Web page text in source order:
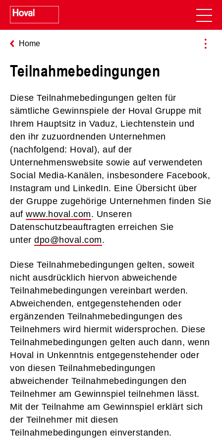
Home
Teilnahmebedingungen
Diese Teilnahmebedingungen gelten für
sämtliche Gewinnspiele der Hoval Gruppe mit
Ihrem Hauptsitz in Vaduz, Liechtenstein und
den ihr zuzuordnenden Unternehmen
(nachfolgend: Hoval), auf der
Unternehmenswebsite sowie auf verwendeten
Social Media-Kanälen, insbesondere Facebook,
Instagram und LinkedIn. Eine Übersicht über
der Gruppe zugehörige Unternehmen finden Sie
auf www.hoval.com. Unseren
Datenschutzbeauftragten erreichen Sie
unter dpo@hoval.com.
Diese Teilnahmebedingungen gelten, soweit
nicht ausdrücklich hiervon abweichende
Teilnahmebedingungen vereinbart werden.
Abweichenden, entgegenstehenden oder
ergänzenden Teilnahmebedingungen des
Teilnehmers wird hiermit widersprochen. Diese
Teilnahmebedingungen gelten auch dann, wenn
Hoval in Unkenntnis entgegenstehender oder
von diesen Teilnahmebedingungen
abweichender Teilnahmebedingungen den
Teilnehmer am Gewinnspiel teilnehmen lässt.
Mit der Teilnahme am Gewinnspiel erklärt sich
der Teilnehmer mit diesen
Teilnahmebedingungen einverstanden.